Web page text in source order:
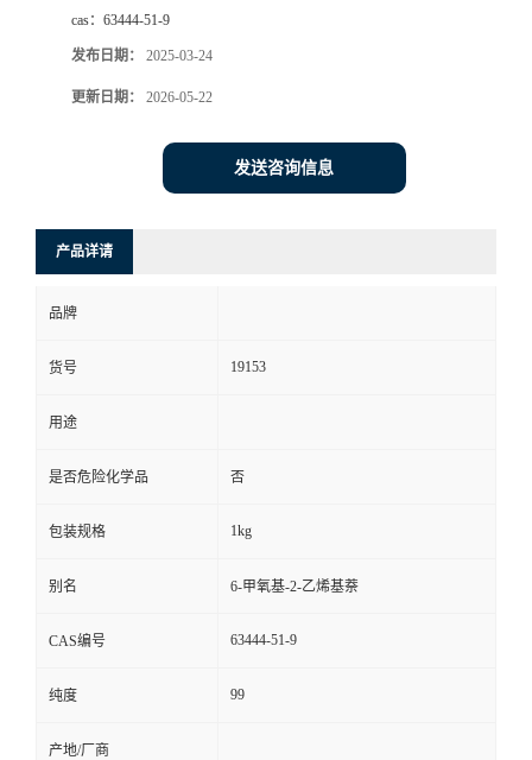
cas： 63444-51-9
发布日期： 2025-03-24
更新日期： 2026-05-22
发送咨询信息
产品详请
品牌
货号 19153
用途
是否危险化学品 否
包装规格 1kg
别名 6-甲氧基-2-乙烯基萘
CAS编号 63444-51-9
纯度 99
产地/厂商